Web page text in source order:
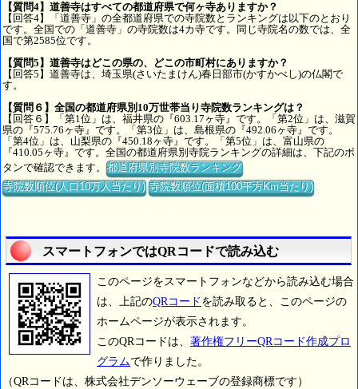
【質問4】道善寺はすべての都道府県で何ヶ寺ありますか？
【回答4】「道善寺」の全都道府県での寺院数とランキングは以下のとおり
です。全国での「道善寺」の寺院数は4カ寺です。同じ寺院名の数では、全
国で第2585位です。
【質問5】道善寺はどこの県の、どこの市町村にありますか？
【回答5】道善寺は、埼玉県(さいたまけん)春日部市(かすかべし)の仏閣で
す。
【質問６】全国の都道府県別10万世帯当り寺院数ランキングは？
【回答６】「第1位」は、福井県の『603.17ヶ寺』です。「第2位」は、滋賀
県の『575.76ヶ寺』です。「第3位」は、島根県の『492.06ヶ寺』です。
「第4位」は、山梨県の『450.18ヶ寺』です。「第5位」は、富山県の
『410.05ヶ寺』です。全国の都道府県別寺院ランキングの詳細は、下記のボ
タンで確認できます。都道府県別寺院数ランキング
寺院数順位(人口10万人当たり) 寺院数順位(面積100平方Km当たり)
スマートフォンではQRコードで読み込む
このページをスマートフォンなどから読み込む場合
は、上記のQRコード を読み取ると、このページの
ホームページが表示されます。
このQRコードは、 著作権フリーQRコード作成プロ
グラムで作りました。
（QRコードは、株式会社デンソーウェーブの登録商標です）